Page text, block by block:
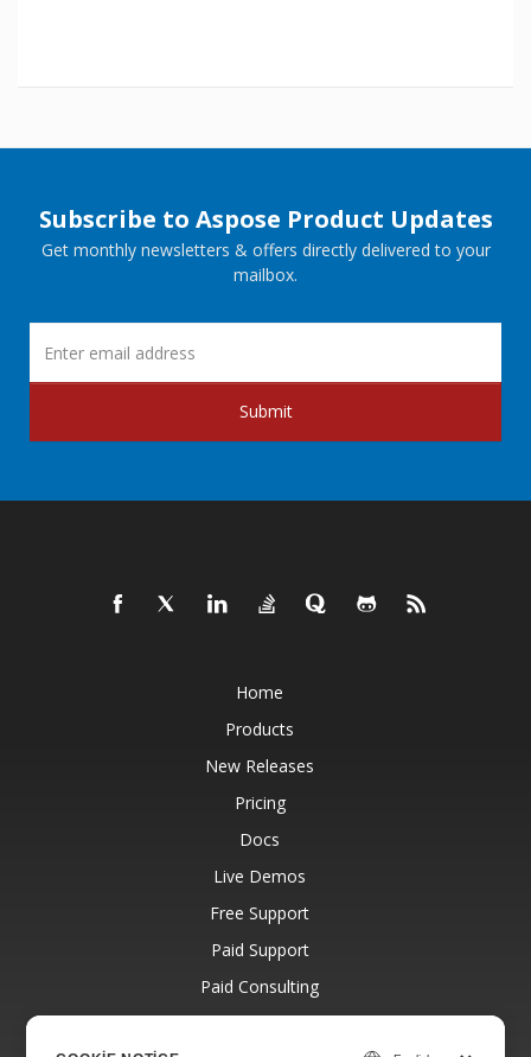
Subscribe to Aspose Product Updates
Get monthly newsletters & offers directly delivered to your
mailbox.
Submit
Home
Products
New Releases
Pricing
Docs
Live Demos
Free Support
Paid Support
Paid Consulting
Blog